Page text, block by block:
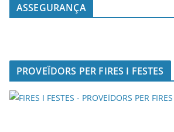
ASSEGURANÇA
PROVEÏDORS PER FIRES I FESTES